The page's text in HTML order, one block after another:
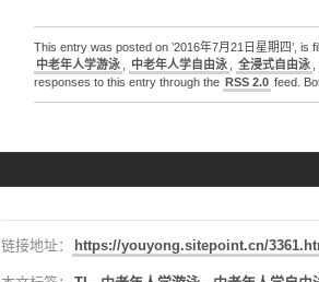
This entry was posted on ’2016年7月21日星期四’, is
中老年人学游泳
中老年人学自由泳 全浸式自由泳
responses to this entry through the RSS 2.0 feed.
链接地址： https://youyong.sitepoint.cn/